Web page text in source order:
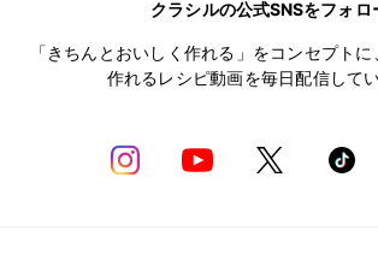
クラシルの公式SNSをフォロ
「きちんとおいしく作れる」をコンセプトに
作れるレシピ動画を毎日配信してい